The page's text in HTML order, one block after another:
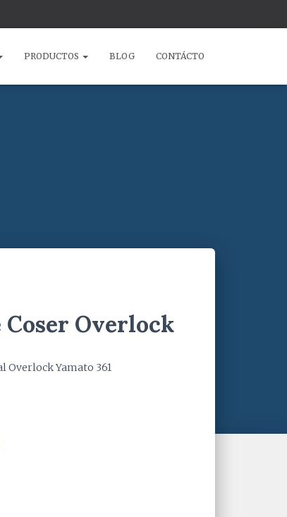
PRODUCTOS BLOG CONTÁCTO
Coser Overlock
Overlock Yamato 361